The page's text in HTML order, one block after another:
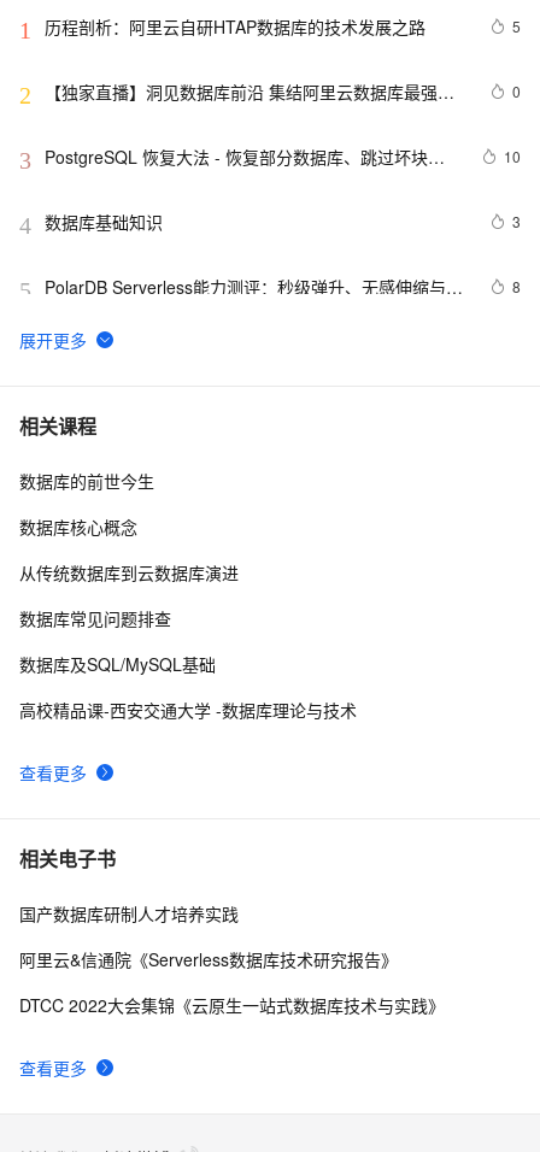
1 历程剖析：阿里云自研HTAP数据库的技术发展之路 5
2
【独家直播】洞见数据库前沿 集结阿里云数据库最强阵
0
3
PostgreSQL 恢复大法 - 恢复部分数据库、跳过坏块、
10
4 数据库基础知识 3
5
PolarDB Serverless能力测评：秒级弹升、无感伸缩与强
8
6 用ANNOVAR自建数据库注释基因组
7 征文分享｜OceanBase 3.1.2 数据库性能测试探索
8 【阿里云新品发布·周刊】第11期：云数据库 MySQL
10ctfshow-WEB-web14( 利用数据库读写功能读取网站敏感
相关课程
查看更多
数据库的前世今生
数据库核心概念
从传统数据库到云数据库演进
数据库常见问题排查
数据库及SQL/MySQL基础
高校精品课-西安交通大学 -数据库理论与技术
相关电子书
查看更多
国产数据库研制人才培养实践
阿里云&信通院《Serverless数据库技术研究报告》
DTCC 2022大会集锦《云原生一站式数据库技术与实践》